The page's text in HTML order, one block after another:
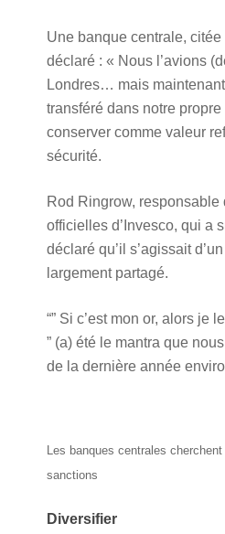
Une banque centrale,
déclaré : « Nous l’avions
Londres… mais
transféré dans notre
conserver comme valeur
sécurité.
Rod Ringrow, responsable
officielles d’Invesco, qui a
déclaré qu’il s’agissait
largement partagé.
“” Si c’est mon or, alors je
” (a) été le mantra que
de la dernière année
Les banques centrales
sanctions
Diversifier